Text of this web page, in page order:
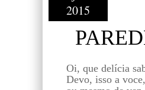
2015
Oi, que delícia
Devo, isso a